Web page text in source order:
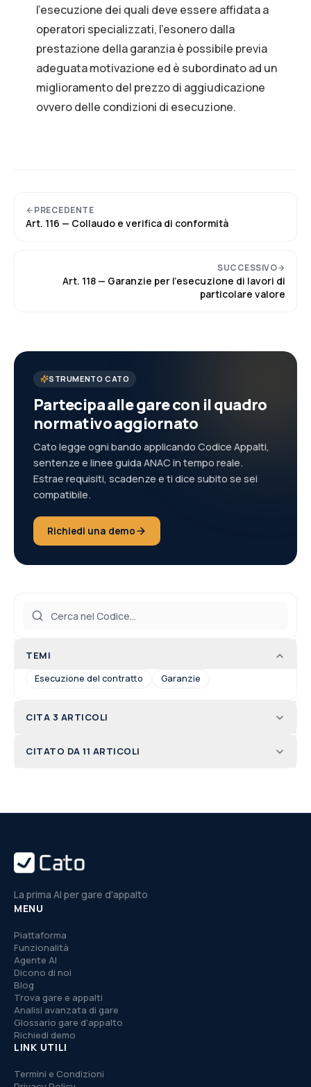
l'esecuzione dei quali deve essere affidata a
operatori specializzati, l'esonero dalla
prestazione della garanzia è possibile previa
adeguata motivazione ed è subordinato ad un
miglioramento del prezzo di aggiudicazione
ovvero delle condizioni di esecuzione.
PRECEDENTE
Art. 116 — Collaudo e verifica di conformità
SUCCESSIVO
Art. 118 — Garanzie per l’esecuzione di lavori di
particolare valore
STRUMENTO CATO
Partecipa alle gare con il quadro
normativo aggiornato
Cato legge ogni bando applicando Codice Appalti,
sentenze e linee guida ANAC in tempo reale.
Estrae requisiti, scadenze e ti dice subito se sei
compatibile.
Richiedi una demo
TEMI
Esecuzione del contratto Garanzie
CITA 3 ARTICOLI
CITATO DA 11 ARTICOLI
La prima AI per gare d'appalto
MENU
Piattaforma
Funzionalità
Agente AI
Dicono di noi
Blog
Trova gare e appalti
Analisi avanzata di gare
Glossario gare d'appalto
Richiedi demo
LINK UTILI
Termini e Condizioni